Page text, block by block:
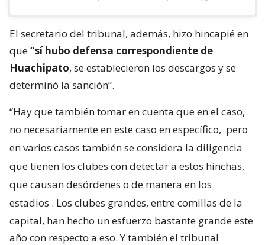
El secretario del tribunal, además, hizo hincapié en
que“sí hubo defensa correspondiente de
Huachipato, se establecieron los descargos y se
determinó la sanción”.
“Hay que también tomar en cuenta que en el caso,
no necesariamente en este caso en específico, pero
en varios casos también se considera la diligencia
que tienen los clubes con detectar a estos hinchas,
que causan desórdenes o de manera en los
estadios . Los clubes grandes, entre comillas de la
capital, han hecho un esfuerzo bastante grande este
año con respecto a eso. Y también el tribunal